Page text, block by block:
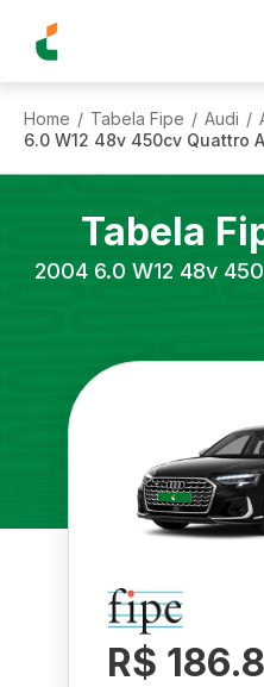
Home / Tabela Fipe / Audi /
6.0 W12 48v 450cv Quattro
Tabela
2004 6.0 W12 48v
R$